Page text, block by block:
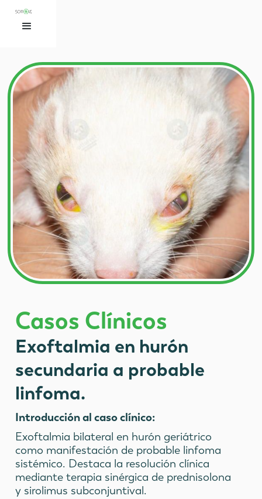
Casos Clínicos
Exoftalmia en hurón
secundaria a probable
linfoma.
Introducción al caso clínico:
Exoftalmia bilateral en hurón geriátrico
como manifestación de probable linfoma
sistémico. Destaca la resolución clínica
mediante terapia sinérgica de prednisolona
y sirolimus subconjuntival.